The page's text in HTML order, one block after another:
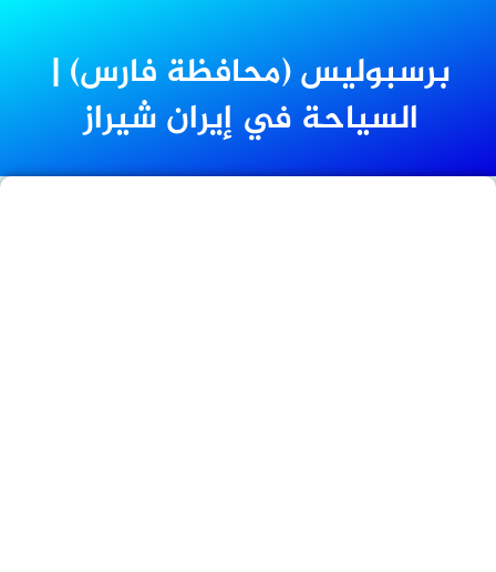
برسبوليس (محافظة فارس) |
السياحة في إيران شیراز